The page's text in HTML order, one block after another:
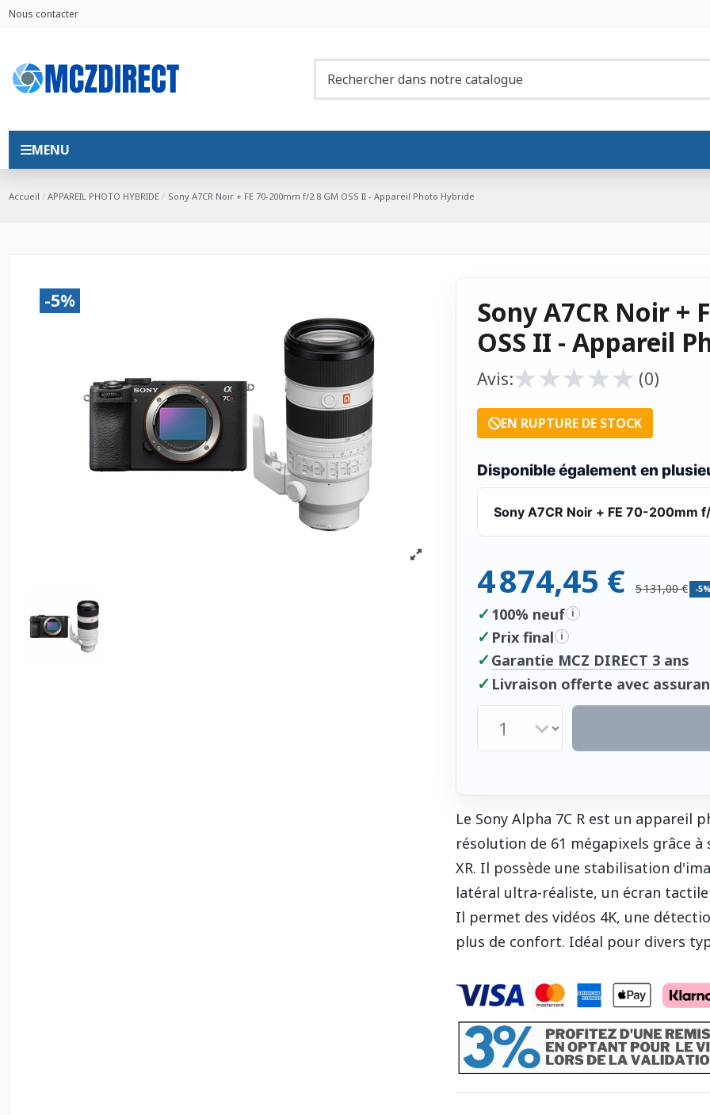
Nous contacter
MENU
Accueil APPAREIL PHOTO HYBRIDE Sony A7CR Noir + FE 70-200mm f/2.8 GM OSS II - Appareil Photo Hybride
-5%
Sony A7CR Noir +
OSS II - Appareil
Avis:★
★★
★★
★★
★★
★ (0)
EN RUPTURE DE STOCK
Disponible également en
Sony A7CR Noir + FE 70-200mm
4 874,45 € 5 131,00 € -
✓ 100% neuf i
✓ Prix final i
✓ Garantie MCZ DIRECT 3 ans
✓ Livraison offerte avec
Le Sony Alpha 7C R est un
résolution de 61 mégapixels grâce
XR. Il possède une stabilisation
latéral ultra-réaliste, un écran
Il permet des vidéos 4K, une
plus de confort. Idéal pour divers